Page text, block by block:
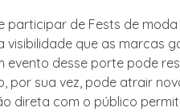
participar de Fests de
visibilidade que as marcas
evento desse porte pode
por sua vez, pode atrair
direta com o público